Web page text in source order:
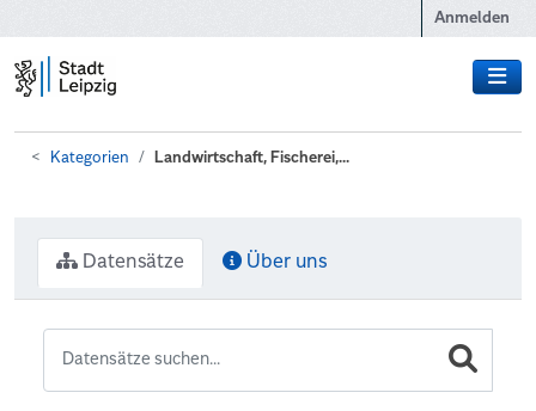
Anmelden
Kategorien Landwirtschaft, Fischerei,...
Datensätze Über uns